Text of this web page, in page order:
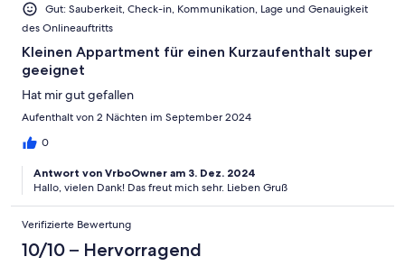
Gut: Sauberkeit, Check-in, Kommunikation, Lage und Genauigkeit
des Onlineauftritts
Kleinen Appartment für einen Kurzaufenthalt super
geeignet
Hat mir gut gefallen
Aufenthalt von 2 Nächten im September 2024
0
Antwort von VrboOwner am 3. Dez. 2024
Hallo, vielen Dank! Das freut mich sehr. Lieben Gruß
Verifizierte Bewertung
10/10 – Hervorragend